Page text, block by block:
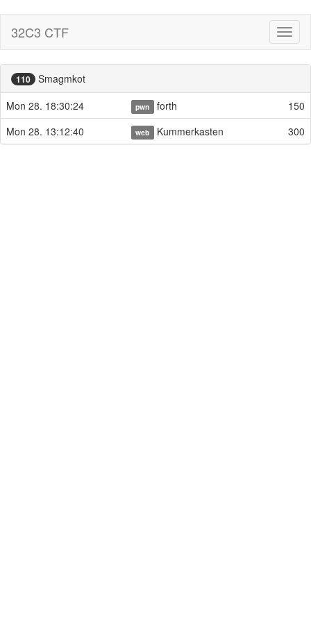
32C3 CTF
110
Smagmkot
Mon 28. 18:30:24
pwn forth
150
Mon 28. 13:12:40
web Kummerkasten 300